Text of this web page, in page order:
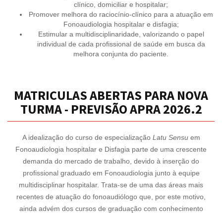
clínico, domiciliar e hospitalar;
Promover melhora do raciocínio-clínico para a atuação em
Fonoaudiologia hospitalar e disfagia;
Estimular a multidisciplinaridade, valorizando o papel
individual de cada profissional de saúde em busca da
melhora conjunta do paciente.
MATRICULAS ABERTAS PARA NOVA
TURMA - PREVISÃO APRA 2026.2
A idealização do curso de especialização Latu Sensuem
Fonoaudiologia hospitalar e Disfagia parte de uma crescente
demanda do mercado de trabalho, devido à inserção do
profissional graduado em Fonoaudiologia junto à equipe
multidisciplinar hospitalar. Trata-se de uma das áreas mais
recentes de atuação do fonoaudiólogo que, por este motivo,
ainda advém dos cursos de graduação com conhecimento